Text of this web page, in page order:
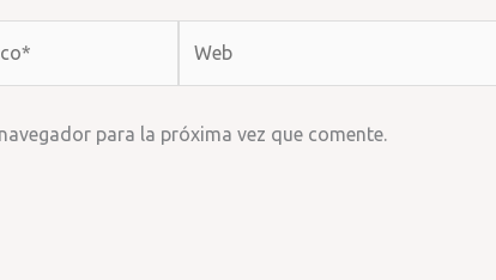
para la próxima vez que comente.